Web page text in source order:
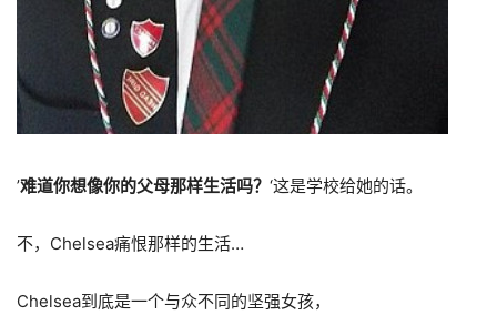
’难道你想像你的父母那样生活吗？ ‘这是学校给她的话。
不，Chelsea痛恨那样的生活…
Chelsea到底是一个与众不同的坚强女孩，